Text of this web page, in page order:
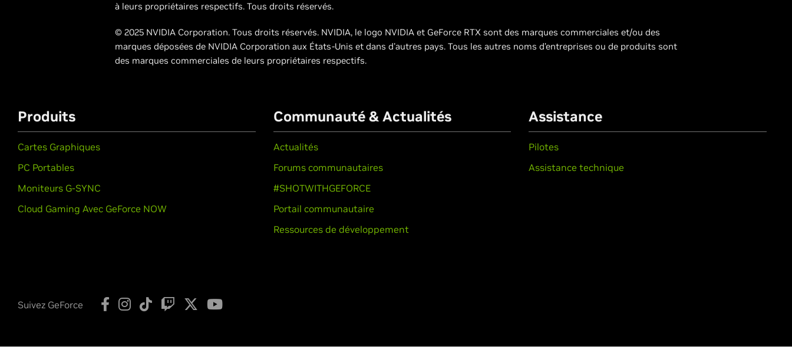
à leurs propriétaires respectifs. Tous droits réservés.
© 2025 NVIDIA Corporation. Tous droits réservés. NVIDIA, le logo NVIDIA et GeForce RTX sont des marques commerciales et/ou des
marques déposées de NVIDIA Corporation aux États-Unis et dans d'autres pays. Tous les autres noms d’entreprises ou de produits sont
des marques commerciales de leurs propriétaires respectifs.
Produits
Cartes Graphiques
PC Portables
Moniteurs G-SYNC
Cloud Gaming Avec GeForce NOW
Communauté & Actualités
Actualités
Forums communautaires
#SHOTWITHGEFORCE
Portail communautaire
Ressources de développement
Assistance
Pilotes
Assistance technique
Suivez GeForce